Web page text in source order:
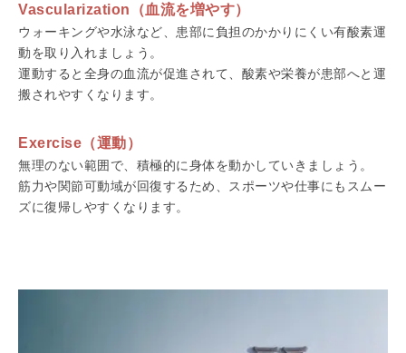
Vascularization（血流を増やす）
ウォーキングや水泳など、患部に負担のかかりにくい有酸素運
動を取り入れましょう。
運動すると全身の血流が促進されて、酸素や栄養が患部へと運
搬されやすくなります。
Exercise（運動）
無理のない範囲で、積極的に身体を動かしていきましょう。
筋力や関節可動域が回復するため、スポーツや仕事にもスムー
ズに復帰しやすくなります。